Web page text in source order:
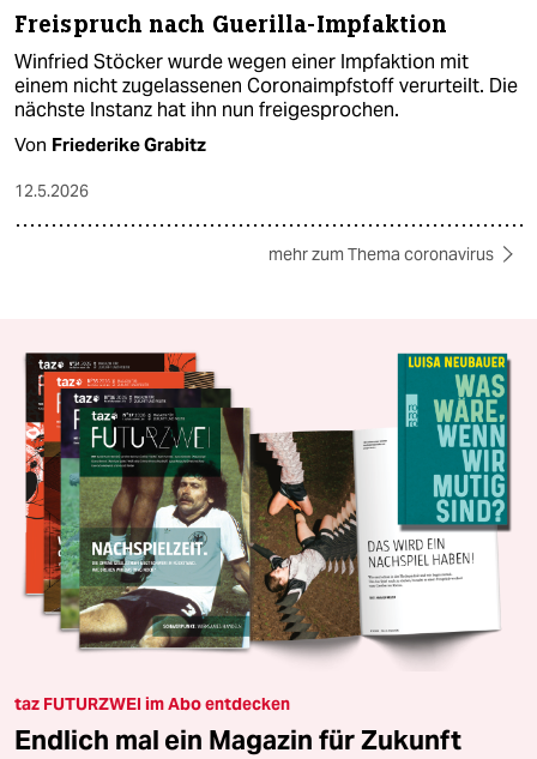
Freispruch nach Guerilla-Impfaktion
Winfried Stöcker wurde wegen einer Impfaktion mit
einem nicht zugelassenen Coronaimpfstoff verurteilt. Die
nächste Instanz hat ihn nun freigesprochen.
Von Friederike Grabitz
12.5.2026
mehr zum Thema coronavirus
taz FUTURZWEI im Abo entdecken
Endlich mal ein Magazin für Zukunft